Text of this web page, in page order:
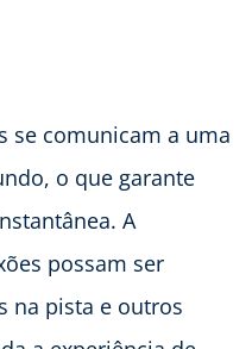
se comunicam a uma
o que garante
A
possam ser
na pista e outros